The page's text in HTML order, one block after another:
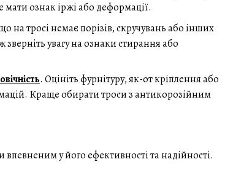
ознак іржі або деформації.
на тросі немає порізів, скручувань або інших
увагу на ознаки стирання або
. Оцініть фурнітуру, як-от кріплення або
Краще обирати троси з антикорозійним
у його ефективності та надійності.